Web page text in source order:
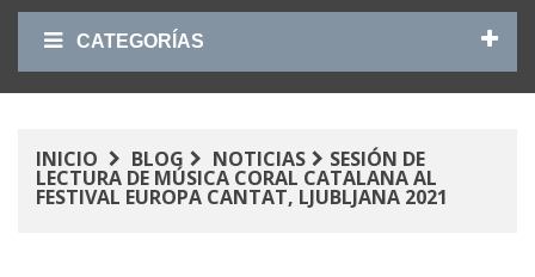
CATEGORÍAS
INICIO BLOG NOTICIAS SESIÓN DE
LECTURA DE MÚSICA CORAL CATALANA AL
FESTIVAL EUROPA CANTAT, LJUBLJANA 2021